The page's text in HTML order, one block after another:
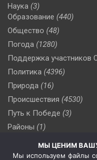
Наука (3)
Образование (440)
Общество (48)
Погода (1280)
Поддержка участников
Политика (4396)
Природа (16)
Происшествия (4530)
Путь к Победе (3)
Районы (1)
(510)
Сельское хозяйство (3)
МЫ ЦЕНИМ
Мы используем файлы